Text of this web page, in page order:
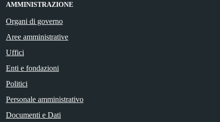
AMMINISTRAZIONE
Organi di governo
Aree amministrative
Uffici
Enti e fondazioni
Politici
Personale amministrativo
Documenti e Dati